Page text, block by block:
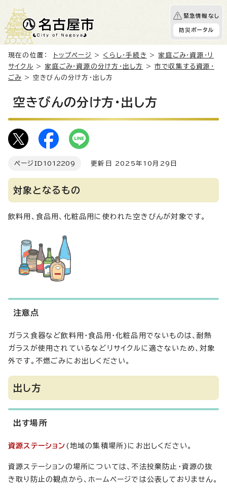
緊急情報なし
防災ポータル
現在の位置： トップページ > くらし・手続き > 家庭ごみ・資源・リ
サイクル > 家庭ごみ・資源の分け方・出し方 >市で収集する資源・
ごみ > 空きびんの分け方・出し方
空きびんの分け方・出し方
ページID 1012209 更新日 2025年10月29日
対象となるもの
飲料用、食品用、化粧品用に使われた空きびんが対象です。
注意点
ガラス食器など飲料用・食品用・化粧品用でないものは、耐熱
ガラスが使用されているなどリサイクルに適さないため、対象
外です。不燃ごみにお出しください。
出し方
出す場所
資源ステーション (地域の集積場所)にお出しください。
資源ステーションの場所については、不法投棄防止・資源の抜
き取り防止の観点から、ホームページでは公表しておりません。